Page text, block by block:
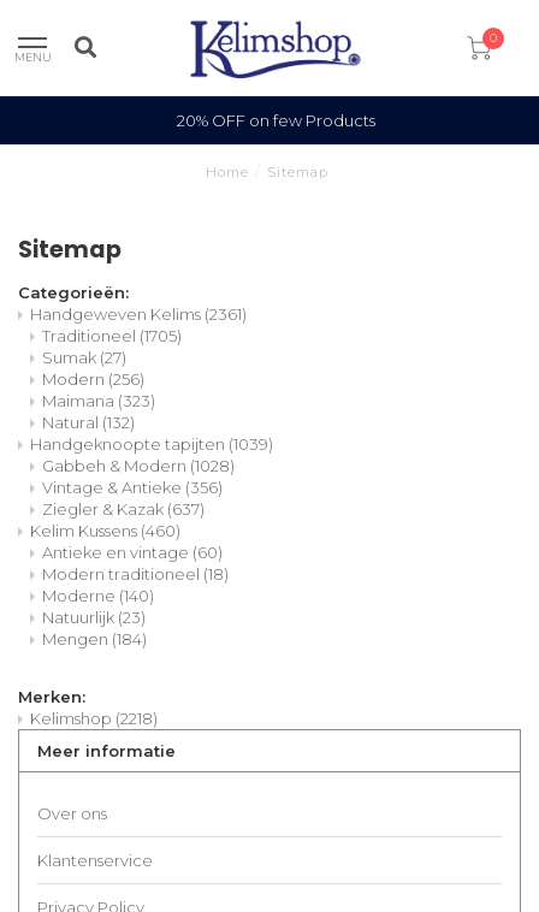
MENU
0
20% OFF on few Products
Home Sitemap
Sitemap
Categorieën:
Handgeweven Kelims (2361)
Traditioneel (1705)
Sumak (27)
Modern (256)
Maimana (323)
Natural (132)
Handgeknoopte tapijten (1039)
Gabbeh & Modern (1028)
Vintage & Antieke (356)
Ziegler & Kazak (637)
Kelim Kussens (460)
Antieke en vintage (60)
Modern traditioneel (18)
Moderne (140)
Natuurlijk (23)
Mengen (184)
Merken:
Kelimshop (2218)
Meer informatie
Over ons
Klantenservice
Privacy Policy